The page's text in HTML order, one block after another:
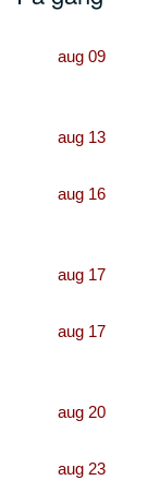
aug 09
aug 13
aug 16
aug 17
aug 17
aug 20
aug 23